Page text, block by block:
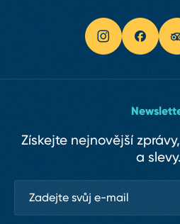
Získejte nejnovější
a slevy.